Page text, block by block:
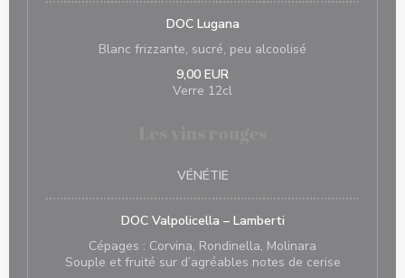
DOC Lugana
Blanc frizzante, sucré, peu alcoolisé
9,00 EUR
Verre 12cl
VÉNÉTIE
DOC Valpolicella – Lamberti
Cépages : Corvina, Rondinella, Molinara
Souple et fruité sur d’agréables notes de cerise